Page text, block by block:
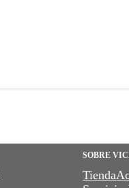
SOBRE
Tienda